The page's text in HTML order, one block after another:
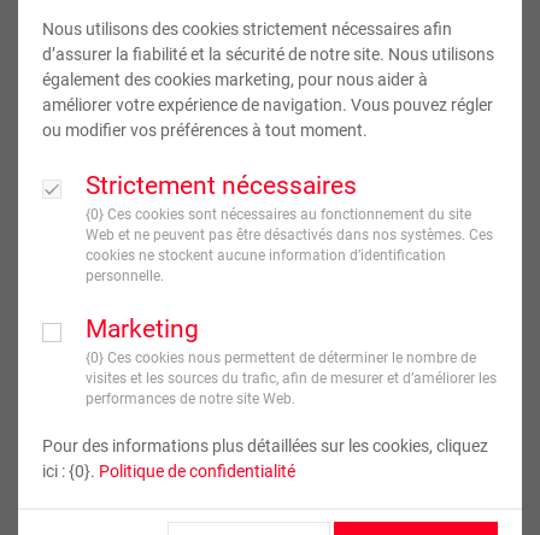
Nous utilisons des cookies strictement nécessaires afin
d’assurer la fiabilité et la sécurité de notre site. Nous utilisons
également des cookies marketing, pour nous aider à
améliorer votre expérience de navigation. Vous pouvez régler
ou modifier vos préférences à tout moment.
Strictement nécessaires
{0} Ces cookies sont nécessaires au fonctionnement du site
Web et ne peuvent pas être désactivés dans nos systèmes. Ces
cookies ne stockent aucune information d’identification
personnelle.
Marketing
{0} Ces cookies nous permettent de déterminer le nombre de
visites et les sources du trafic, afin de mesurer et d’améliorer les
performances de notre site Web.
Pour des informations plus détaillées sur les cookies, cliquez
ici : {0}. Politique de confidentialité
Tapis de souris
€
JE CRÉE !
Livraison en5jour(s) ouvré(s)
Format